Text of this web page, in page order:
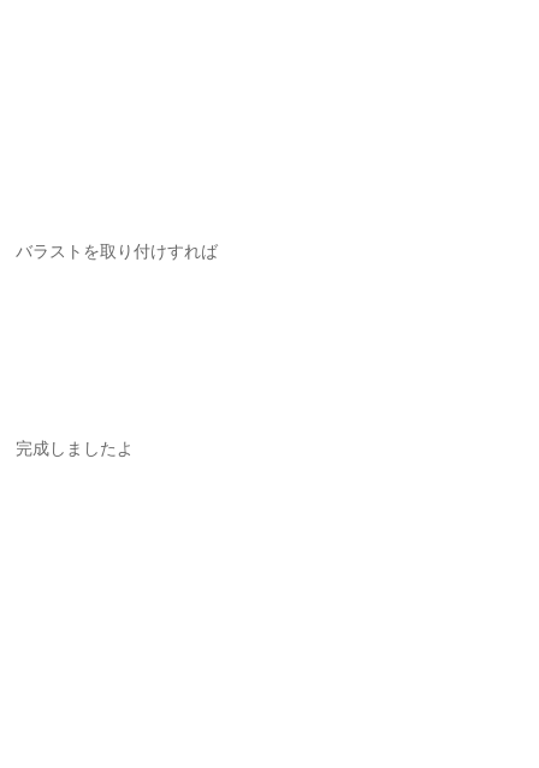
バラストを取り付けすれば
完成しましたよ